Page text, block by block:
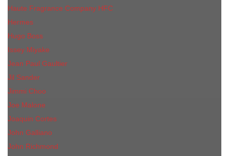
Haute Fragrance Company HFC
Hermes
Hugo Boss
Issey Miyake
Jean Paul Gaultier
Jil Sander
Jimmi Choo
Jое Malоnе
Joaquin Cortes
John Galliano
John Richmond